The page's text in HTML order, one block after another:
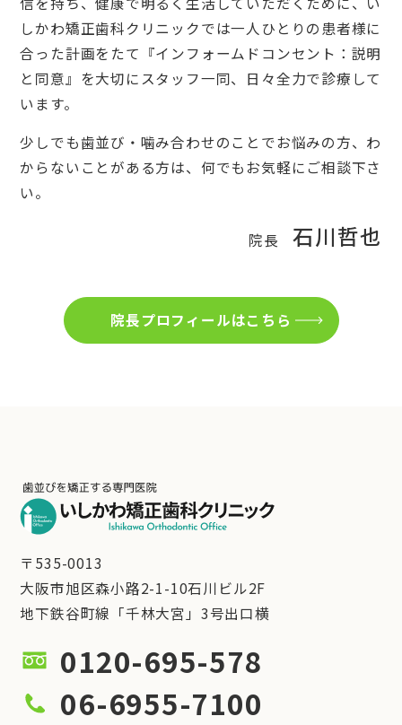
しかわ矯正歯科クリニックでは一人ひとりの患者様に
合った計画をたて『インフォームドコンセント：説明
と同意』を大切にスタッフ一同、日々全力で診療して
います。
少しでも歯並び・噛み合わせのことでお悩みの方、わ
からないことがある方は、何でもお気軽にご相談下さ
い。
院長 石川哲也
院長プロフィールはこちら
〒535-0013
大阪市旭区森小路2-1-10石川ビル2F
地下鉄谷町線「千林大宮」3号出口横
0120-695-578
06-6955-7100